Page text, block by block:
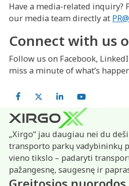
Have a media-related inquiry?
our media team directly at
Connect with us
Follow us on Facebook,
miss a minute of what’s
Facebook LinkedIn
„Xirgo“ jau daugiau nei du
transporto parkų vadybininkų
vieno tikslo – padaryti
pažangesnę, saugesnę ir